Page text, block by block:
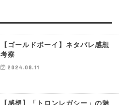
【ゴールドボーイ】ネタバレ感想
考察
2024.08.11
【感想】「トロンレガシー」の魅